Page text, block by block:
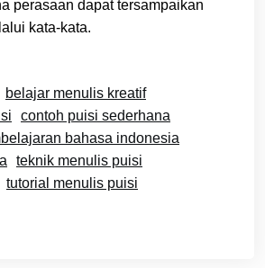
perasaan dapat tersampaikan
kata-kata.
belajar menulis kreatif
contoh puisi sederhana
bahasa indonesia
teknik menulis puisi
tutorial menulis puisi